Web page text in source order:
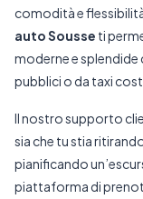
comodità e
auto Sousse ti
moderne e
pubblici o da taxi
Il nostro supporto
sia che tu stia
pianificando
piattaforma di